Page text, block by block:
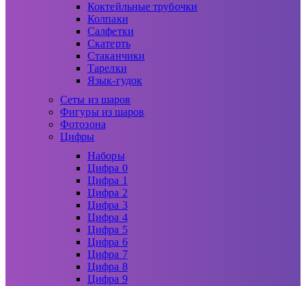
Коктейльные трубочки
Колпаки
Салфетки
Скатерть
Стаканчики
Тарелки
Язык-гудок
Сеты из шаров
Фигуры из шаров
Фотозона
Цифры
Наборы
Цифра 0
Цифра 1
Цифра 2
Цифра 3
Цифра 4
Цифра 5
Цифра 6
Цифра 7
Цифра 8
Цифра 9